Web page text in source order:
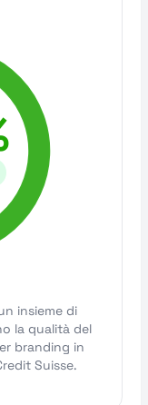
insieme di
la qualità del
branding in
Suisse.